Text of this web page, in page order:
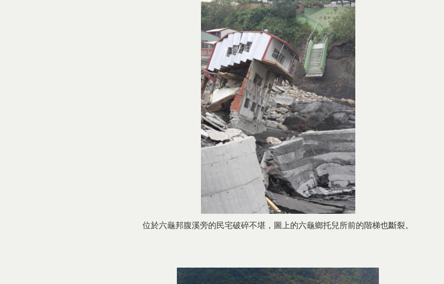
位於六龜邦腹溪旁的民宅破碎不堪，圖上的六龜鄉托兒所前的階梯也斷裂。